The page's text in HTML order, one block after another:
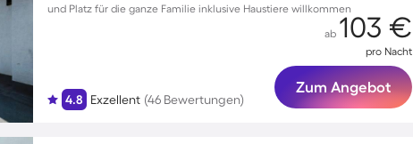
und Platz für die ganze Familie inklusive Haustiere willkommen
4.8 Exzellent (46 Bewertungen)
ab 103 €
pro Nacht
Zum Angebot